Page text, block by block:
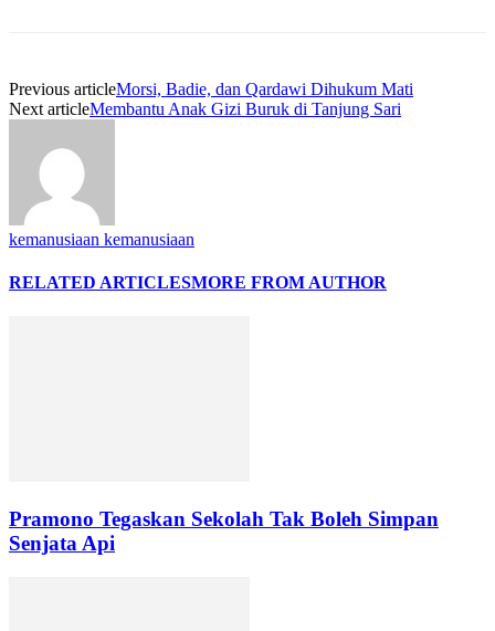
Previous articleMorsi, Badie, dan Qardawi Dihukum Mati
Next articleMembantu Anak Gizi Buruk di Tanjung Sari
kemanusiaan kemanusiaan
RELATED ARTICLESMORE FROM AUTHOR
Pramono Tegaskan Sekolah Tak Boleh Simpan
Senjata Api